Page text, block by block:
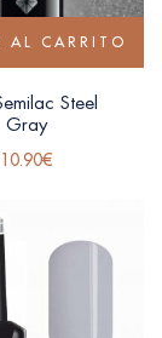
AL CARRITO
Steel
Gray
10.90€